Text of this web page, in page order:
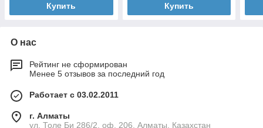
Купить Купить
О нас
Рейтинг не сформирован
Менее 5 отзывов за последний год
Работает с 03.02.2011
г. Алматы
ул. Толе Би 286/2, оф. 206, Алматы, Казахстан